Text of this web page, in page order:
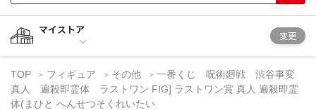
マイストア
変更
TOP フィギュア その他
一番くじ 呪術廻戦 渋谷事変
真人 遍殺即霊体 ラストワン FIG] ラストワン賞 真人 遍殺即霊
体(まひと へんせつそくれいたい